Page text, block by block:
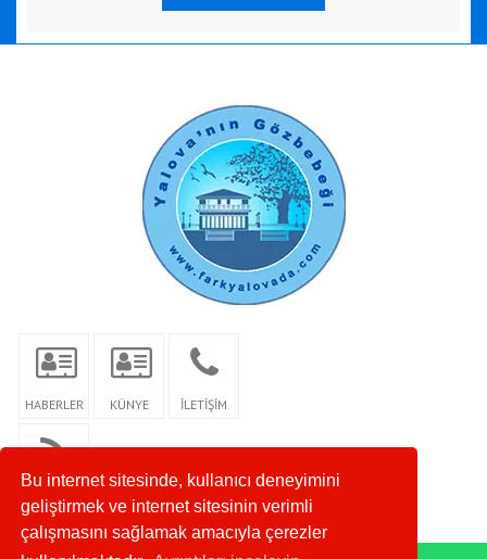
Bu internet sitesinde, kullanıcı deneyimini
geliştirmek ve internet sitesinin verimli
çalışmasını sağlamak amacıyla çerezler
HABERLER KÜNYE İLETİŞİM